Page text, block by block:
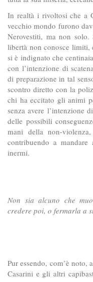
In realtà i rivoltosi che a
vecchio mondo furono
Nerovestiti, ma non
libertà non conosce
si è indignato che
con l’intenzione di
di preparazione in tal
scontro diretto con la
chi ha eccitato gli animi
senza avere l’intenzione
delle possibili
mani della non-
contribuendo a
inermi.
Non sia alcuno che
credere poi, o fermarla a
Pur essendo, com’è
Casarini e gli altri